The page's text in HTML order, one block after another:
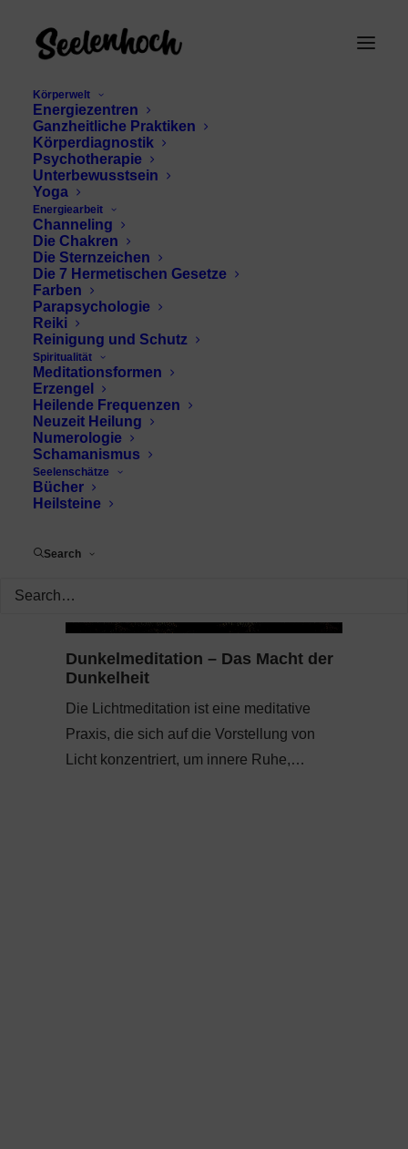
Körperwelt
Energiezentren
Ganzheitliche Praktiken
Körperdiagnostik
Psychotherapie
Unterbewusstsein
Yoga
Energiearbeit
Channeling
Die Chakren
Die Sternzeichen
Die 7 Hermetischen Gesetze
Farben
Parapsychologie
Reiki
Reinigung und Schutz
Spiritualität
Meditationsformen
Erzengel
Heilende Frequenzen
Neuzeit Heilung
Numerologie
Schamanismus
Seelenschätze
Bücher
Heilsteine
Search
Angst vor Dunkelheit
überwinden
Dunkelmeditation – Das Macht der
Dunkelheit
Die Lichtmeditation ist eine meditative
Praxis, die sich auf die Vorstellung von
Licht konzentriert, um innere Ruhe,…